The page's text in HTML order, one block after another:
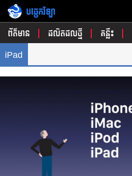
បច្ចេកវិទ្យា
ព័ត៌មាន ផលិតផលថ្មី គន្លឹះ
iPad